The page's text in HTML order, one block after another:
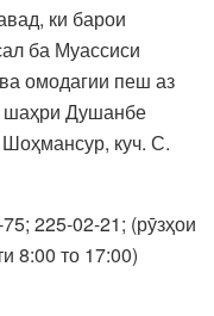
ки барои
ба Муассиси
омодагии пеш аз
шаҳри Душанбе
куч. С.
225-02-21; (рӯзҳои
8:00 то 17:00)